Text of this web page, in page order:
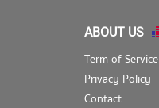
ABOUT US
Term of Service
Privacy Policy
Contact